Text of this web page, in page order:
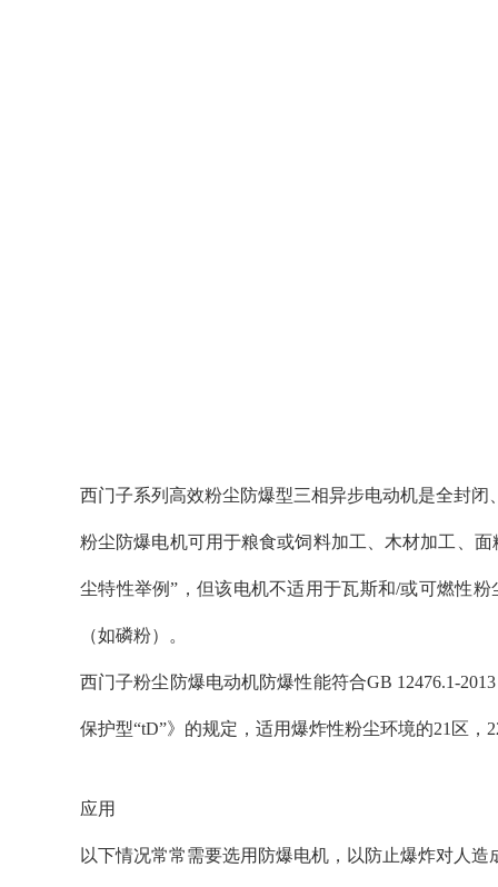
西门子系列高效粉尘防爆型三相异步电动机是全封闭
粉尘防爆电机可用于粮食或饲料加工、木材加工、
尘特性举例”，但该电机不适用于瓦斯和/或可燃性
（如磷粉）。
西门子粉尘防爆电动机防爆性能符合GB 12476.1-
保护型“tD”》的规定，适用爆炸性粉尘环境的21区，
应用
以下情况常常需要选用防爆电机，以防止爆炸对人